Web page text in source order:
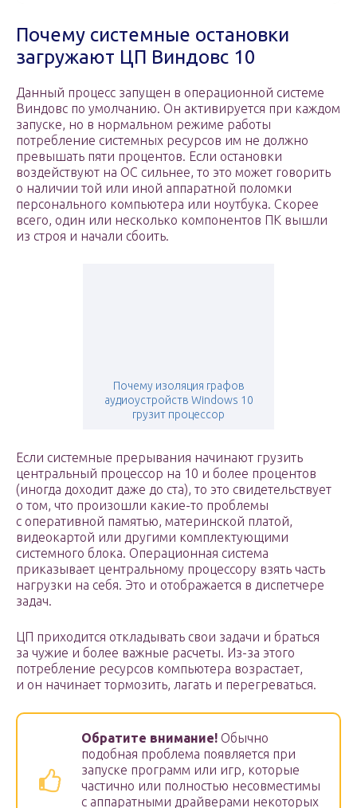
Почему системные остановки
загружают ЦП Виндовс 10
Данный процесс запущен в операционной системе
Виндовс по умолчанию. Он активируется при каждом
запуске, но в нормальном режиме работы
потребление системных ресурсов им не должно
превышать пяти процентов. Если остановки
воздействуют на ОС сильнее, то это может говорить
о наличии той или иной аппаратной поломки
персонального компьютера или ноутбука. Скорее
всего, один или несколько компонентов ПК вышли
из строя и начали сбоить.
Почему изоляция графов
аудиоустройств Windows 10
грузит процессор
Если системные прерывания начинают грузить
центральный процессор на 10 и более процентов
(иногда доходит даже до ста), то это свидетельствует
о том, что произошли какие-то проблемы
с оперативной памятью, материнской платой,
видеокартой или другими комплектующими
системного блока. Операционная система
приказывает центральному процессору взять часть
нагрузки на себя. Это и отображается в диспетчере
задач.
ЦП приходится откладывать свои задачи и браться
за чужие и более важные расчеты. Из-за этого
потребление ресурсов компьютера возрастает,
и он начинает тормозить, лагать и перегреваться.
Обратите внимание! Обычно
подобная проблема появляется при
запуске программ или игр, которые
частично или полностью несовместимы
с аппаратными драйверами некоторых